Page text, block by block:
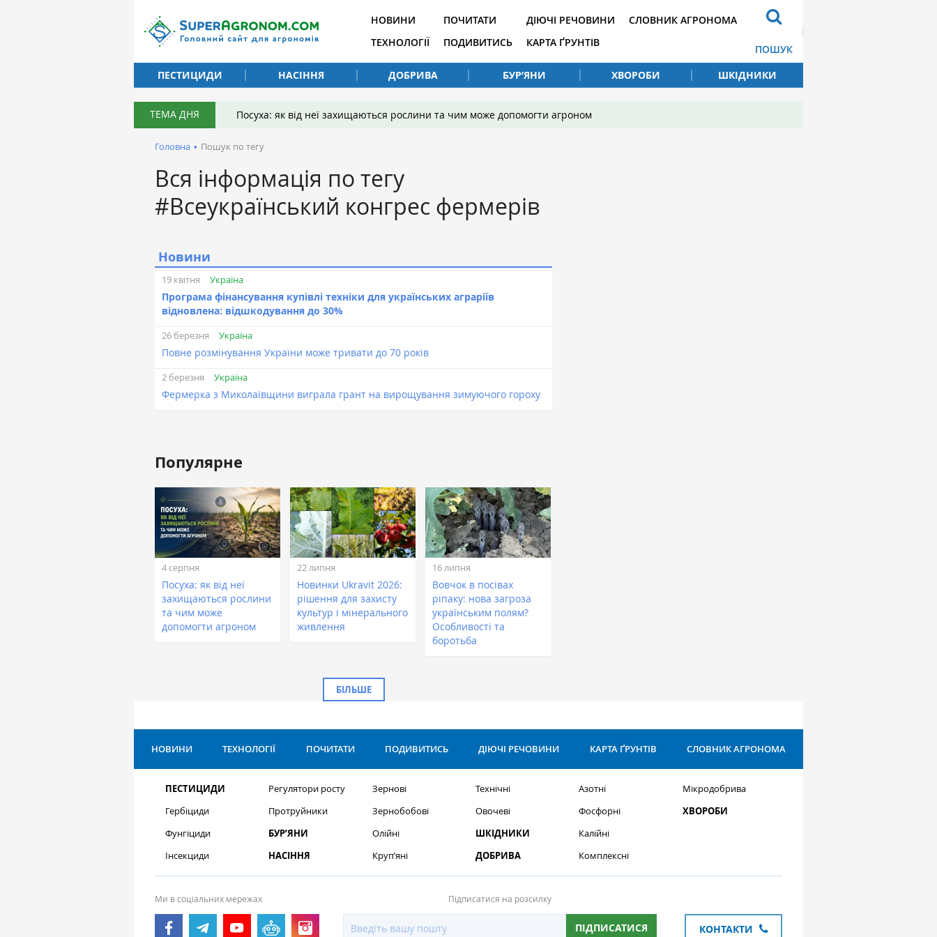
НОВИНИ
ТЕХНОЛОГІЇ
ПОЧИТАТИ
ПОДИВИТИСЬ
ДІЮЧІ РЕЧОВИНИ
КАРТА ҐРУНТІВ
СЛОВНИК АГРОНОМА
ПОШУК
ПЕСТИЦИДИ
НАСІННЯ ДОБРИВА БУР’ЯНИ ХВОРОБИ ШКІДНИКИ
ТЕМА ДНЯ Посуха: як від неї захищаються рослини та чим може допомогти агроном
Головна • Пошук по тегу
Вся інформація по тегу
#Всеукраїнський конгрес фермерів
Новини
19 квітня Україна
Програма фінансування купівлі техніки для українських аграріїв
відновлена: відшкодування до 30%
26 березня Україна
Повне розмінування України може тривати до 70 років
2 березня Україна
Фермерка з Миколаївщини виграла грант на вирощування зимуючого гороху
Популярне
4 серпня
Посуха: як від неї
захищаються рослини
та чим може
допомогти агроном
22 липня
Новинки Ukravit 2026:
рішення для захисту
культур і мінерального
живлення
16 липня
Вовчок в посівах
ріпаку: нова загроза
українським полям?
Особливості та
боротьба
БІЛЬШЕ
НОВИНИ ТЕХНОЛОГІЇ ПОЧИТАТИ ПОДИВИТИСЬ ДІЮЧІ РЕЧОВИНИ КАРТА ҐРУНТІВ СЛОВНИК АГРОНОМА
ПЕСТИЦИДИ
Гербіциди
Фунгіциди
Інсекциди
Регулятори росту
Протруйники
БУР’ЯНИ
НАСІННЯ
Зернові
Зернобобові
Олійні
Круп’яні
Технічні
Овочеві
ШКІДНИКИ
ДОБРИВА
Азотні
Фосфорні
Калійні
Комплексні
Мікродобрива
ХВОРОБИ
Ми в соціальних мережах Підписатися на розсилку
ПІДПИСАТИСЯ КОНТАКТИ